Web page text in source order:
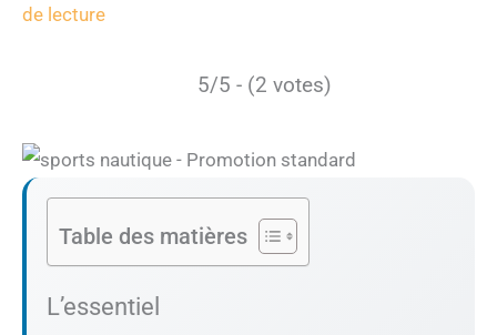
de lecture
5/5 - (2 votes)
Table des matières
L’essentiel